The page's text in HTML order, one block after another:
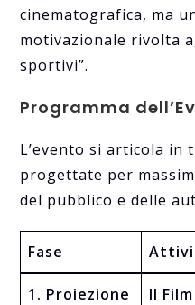
cinematografica, ma
motivazionale rivolta
sportivi”.
Programma
L’evento si articola in
progettate per
del pubblico e delle
Fase
1. Proiezione Il Film